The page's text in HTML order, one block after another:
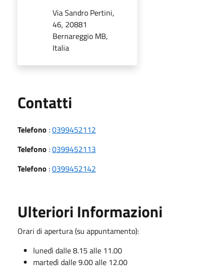
Via Sandro Pertini,
46, 20881
Bernareggio MB,
Italia
Contatti
Telefono :0399452112
Telefono :0399452113
Telefono :0399452142
Ulteriori Informazioni
Orari di apertura (su appuntamento):
lunedì dalle 8.15 alle 11.00
martedì dalle 9.00 alle 12.00